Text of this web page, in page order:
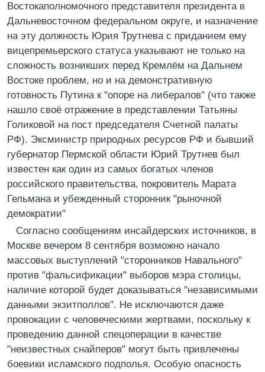
Востокаполномочного представителя президента в
Дальневосточном федеральном округе, и назначение
на эту должность Юрия Трутнева с приданием ему
вицепремьерского статуса указывают не только на
сложность возникших перед Кремлём на Дальнем
Востоке проблем, но и на демонстративную
готовность Путина к "опоре на либералов" (что также
нашло своё отражение в представлении Татьяны
Голиковой на пост председателя Счетной палаты
РФ). Эксминистр природных ресурсов РФ и бывший
губернатор Пермской области Юрий Трутнев был
известен как один из самых богатых членов
российского правительства, покровитель Марата
Гельмана и убежденный сторонник "рыночной
демократии"
Согласно сообщениям инсайдерских источников, в
Москве вечером 8 сентября возможно начало
массовых выступлений "сторонников Навального"
против "фальсификации" выборов мэра столицы,
наличие которой будет доказываться "независимыми
данными экзитполлов". Не исключаются даже
провокации с человеческими жертвами, поскольку к
проведению данной спецоперации в качестве
"неизвестных снайперов" могут быть привлечены
боевики исламского подполья. Особую опасность